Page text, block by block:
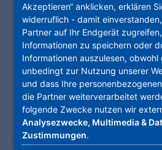
Unternehmensgruppe
Heimstätte |
Kelsterbacher
Buchpakete / Sprach-
fördern / Projekt der
Akzeptieren“ anklicken, erklären
widerruflich - damit
Partner auf Ihr Endgerät
Informationen zu speichern oder
Informationen auszulesen,
unbedingt zur Nutzung unserer
und dass Ihre
die Partner weiterverarbeitet
folgende Zwecke nutzen wir
Analysezwecke, Multimedia &
Zustimmungen.